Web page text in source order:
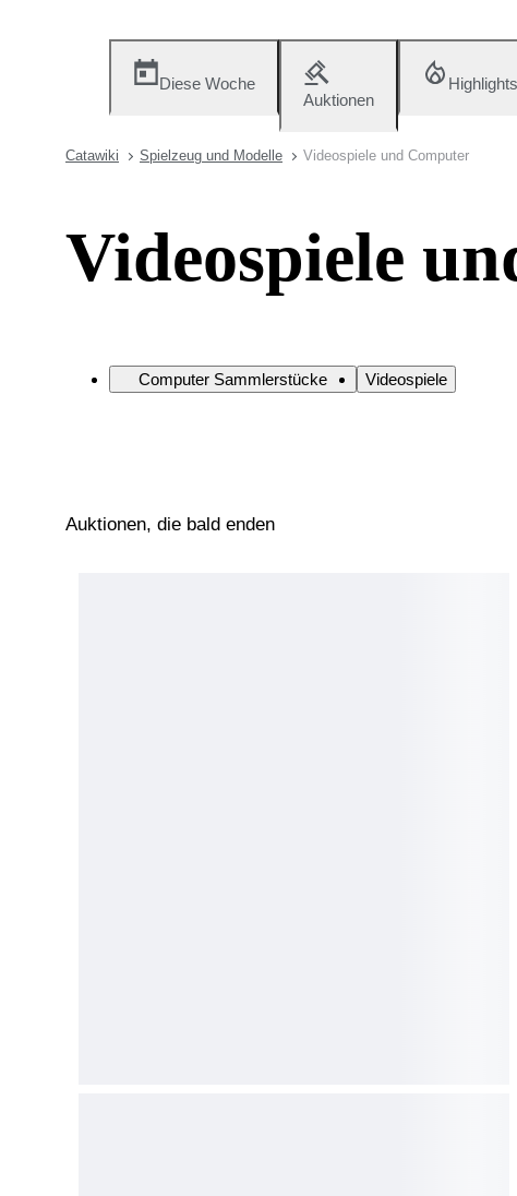
Diese Woche
Auktionen
Highlights
Catawiki Spielzeug und Modelle Videospiele und Computer
Videospiele
Computer Sammlerstücke Videospiele
Auktionen, die bald enden